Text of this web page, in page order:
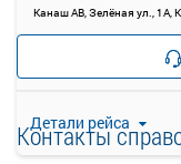
Канаш АВ, Зелёная ул., 1А,
Детали рейса
—
Контакты